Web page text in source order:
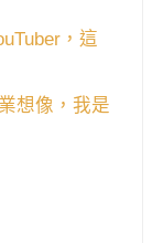
，這
想像，我是